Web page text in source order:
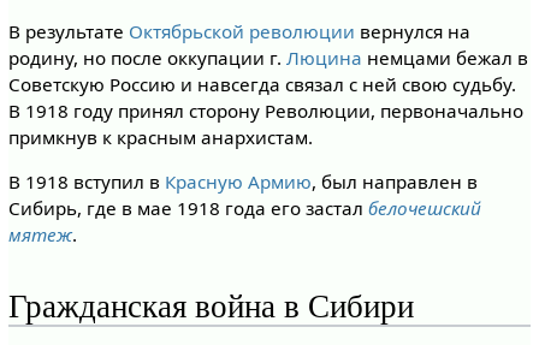
В результате Октябрьской революции вернулся на
родину, но после оккупации г. Люцина немцами бежал в
Советскую Россию и навсегда связал с ней свою судьбу.
В 1918 году принял сторону Революции, первоначально
примкнув к красным анархистам.
В 1918 вступил в Красную Армию, был направлен в
Сибирь, где в мае 1918 года его застал белочешский
мятеж.
Гражданская война в Сибири